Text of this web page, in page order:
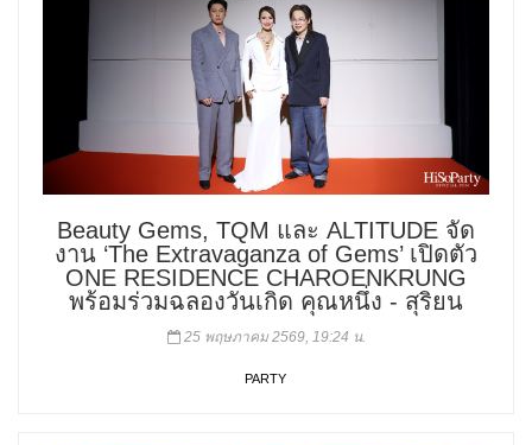
Beauty Gems, TQM และ ALTITUDE จัด
งาน ‘The Extravaganza of Gems’ เปิดตัว
ONE RESIDENCE CHAROENKRUNG
พร้อมร่วมฉลองวันเกิด คุณหนึ่ง - สุริยน
25 พฤษภาคม 2569, 19:24 น.
PARTY